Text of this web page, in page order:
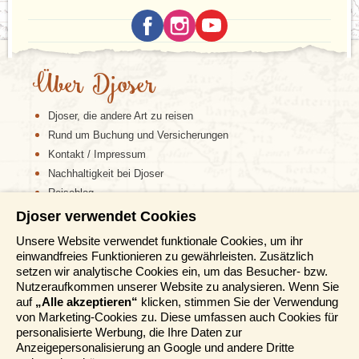
der vielen blauen Hortensienhecken auch die „blaue
Insel“ genannt. Sie spielte seit jeher eine besondere
Rolle, ob als Zwischenstation der frühen
Transatlantikflüge, als Zentrum für die
Telekommunikation zwischen Europa und Amerika
oder als wichtiger Yachthafen. Horta, die einzige
Stadt auf Faial, zählt zu den lebendigsten und
reizvollsten Städten der Azoren. Bei
einem Spaziergang durch die kleinen Gassen kann
man die beeindruckende Architektur und schöne
Ausblicke auf die Nachbarinsel Pico und manchmal
sogar auf die Insel São Jorge genießen. Im
berühmten, geschichtsträchtigen Hafen liegen bunte
Yachten aus aller Welt, die hier während ihrer
Überquerung des Atlantischen Ozeans vor Anker
gehen. Die Bucht von Horta und der Kanal zwischen
Faial und Pico zieht viele Wassersportler wie Segler
und Windsurfer an. Die zerklüftete Küste und die
reiche Unterwasserwelt machen Faial außerdem zu
einem hervorragenden Tauchgebiet.
Pico
Über Djoser
Djoser, die andere Art zu reisen
Rund um Buchung und Versicherungen
Kontakt / Impressum
Nachhaltigkeit bei Djoser
Reiseblog
Informationen
Reisemessen
Häufig gestellte Fragen
AGB
Formblatt
Datenschutz
Djoser verwendet Cookies
Unsere Website verwendet funktionale Cookies, um ihr
einwandfreies Funktionieren zu gewährleisten. Zusätzlich
setzen wir analytische Cookies ein, um das Besucher- bzw.
Nutzeraufkommen unserer Website zu analysieren. Wenn Sie
auf „Alle akzeptieren“ klicken, stimmen Sie der Verwendung
von Marketing-Cookies zu. Diese umfassen auch Cookies für
personalisierte Werbung, die Ihre Daten zur
Anzeigepersonalisierung an Google und andere Dritte